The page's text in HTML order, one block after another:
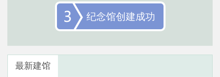
纪念馆创建成功
最新建馆